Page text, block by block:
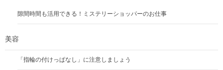
隙間時間も活用できる！ミステリーショッパーのお仕事
美容
「指輪の付けっぱなし」に注意しましょう